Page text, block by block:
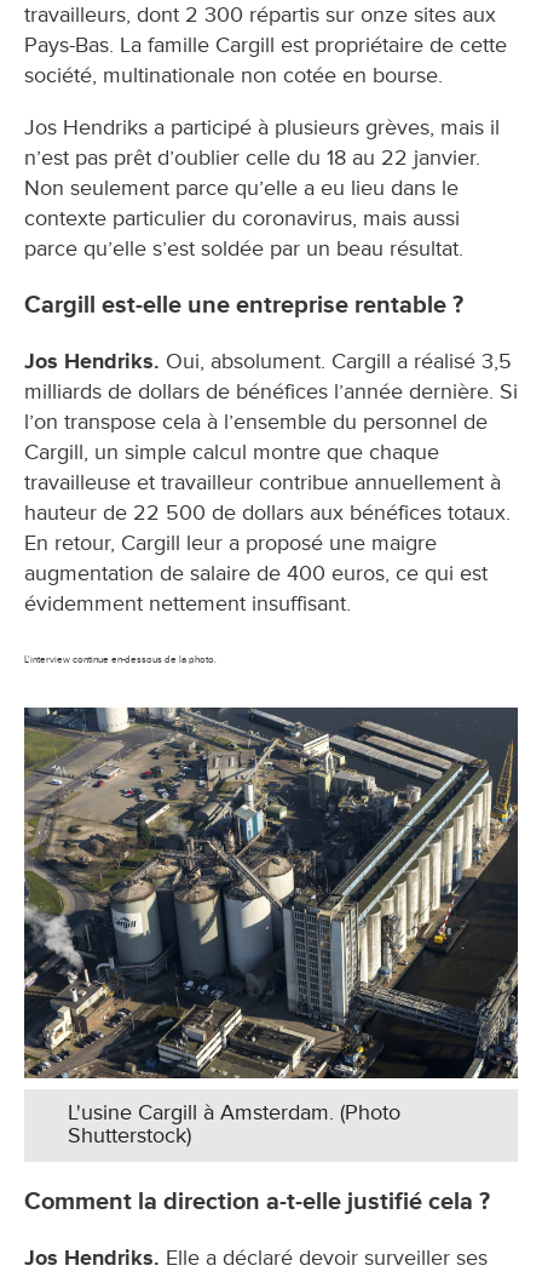
travailleurs, dont 2 300 répartis sur onze sites aux
Pays-Bas. La famille Cargill est propriétaire de cette
société, multinationale non cotée en bourse.
Jos Hendriks a participé à plusieurs grèves, mais il
n’est pas prêt d’oublier celle du 18 au 22 janvier.
Non seulement parce qu’elle a eu lieu dans le
contexte particulier du coronavirus, mais aussi
parce qu’elle s’est soldée par un beau résultat.
Cargill est-elle une entreprise rentable ?
Jos Hendriks. Oui, absolument. Cargill a réalisé 3,5
milliards de dollars de bénéfices l’année dernière. Si
l’on transpose cela à l’ensemble du personnel de
Cargill, un simple calcul montre que chaque
travailleuse et travailleur contribue annuellement à
hauteur de 22 500 de dollars aux bénéfices totaux.
En retour, Cargill leur a proposé une maigre
augmentation de salaire de 400 euros, ce qui est
évidemment nettement insuffisant.
L'interview continue en-dessous de la photo.
​L'usine Cargill à Amsterdam. (Photo
Shutterstock)
Comment la direction a-t-elle justifié cela ?
Jos Hendriks. Elle a déclaré devoir surveiller ses